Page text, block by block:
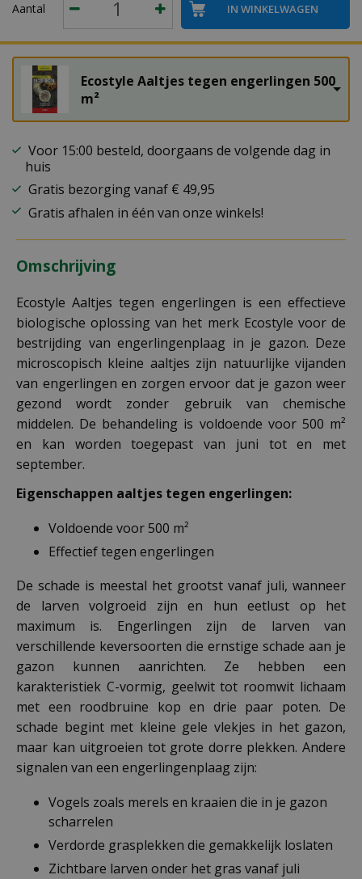
Aantal
Ecostyle Aaltjes tegen engerlingen 500
m²
Voor 15:00 besteld, doorgaans de volgende dag in
huis
Gratis bezorging vanaf € 49,95
Gratis afhalen in één van onze winkels!
Omschrijving
Ecostyle Aaltjes tegen engerlingen is een effectieve
biologische oplossing van het merk Ecostyle voor de
bestrijding van engerlingenplaag in je gazon. Deze
microscopisch kleine aaltjes zijn natuurlijke vijanden
van engerlingen en zorgen ervoor dat je gazon weer
gezond wordt zonder gebruik van chemische
middelen. De behandeling is voldoende voor 500 m²
en kan worden toegepast van juni tot en met
september.
Eigenschappen aaltjes tegen engerlingen:
Voldoende voor 500 m²
Effectief tegen engerlingen
De schade is meestal het grootst vanaf juli, wanneer
de larven volgroeid zijn en hun eetlust op het
maximum is. Engerlingen zijn de larven van
verschillende keversoorten die ernstige schade aan je
gazon kunnen aanrichten. Ze hebben een
karakteristiek C-vormig, geelwit tot roomwit lichaam
met een roodbruine kop en drie paar poten. De
schade begint met kleine gele vlekjes in het gazon,
maar kan uitgroeien tot grote dorre plekken. Andere
signalen van een engerlingenplaag zijn:
Vogels zoals merels en kraaien die in je gazon
scharrelen
Verdorde grasplekken die gemakkelijk loslaten
Zichtbare larven onder het gras vanaf juli